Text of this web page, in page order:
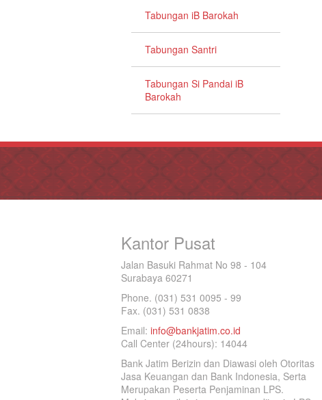
Tabungan iB Barokah
Tabungan Santri
Tabungan Si Pandai iB
Barokah
Kantor Pusat
Jalan Basuki Rahmat No 98 - 104
Surabaya 60271
Phone. (031) 531 0095 - 99
Fax. (031) 531 0838
Email: info@bankjatim.co.id
Call Center (24hours): 14044
Bank Jatim Berizin dan Diawasi oleh Otoritas
Jasa Keuangan dan Bank Indonesia, Serta
Merupakan Peserta Penjaminan LPS.